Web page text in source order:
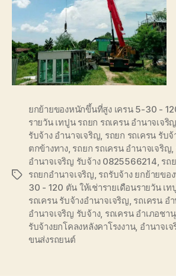
Tags
ยกย้ายของหนักขึ้นที่สูง เครน 5-30 -
รายวัน เทปูน รถยก รถเครน อำนาจเจริญ
รับจ้าง อำนาจเจริญ, รถยก รถเครน รับ
ตกข้างทาง, รถยก รถเครน อำนาจเจริญ,
อำนาจเจริญ รับจ้าง 0825566214, รถ
รถยกอำนาจเจริญ, รถรับจ้าง ยกย้ายขอ
30 - 120 ตัน ให้เช่ารายเดือนรายวัน เ
รถเครน รับจ้างอำนาจเจริญ, รถเครน อ
อำนาจเจริญ รับจ้าง, รถเครน อำเภอชา
รับจ้างยกโคลงหลังคาโรงงาน, อำนาจเ
ขนส่งรถยนต์